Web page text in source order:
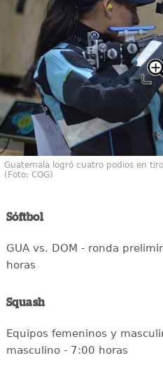
Guatemala logró cuatro podios en
(Foto: COG)
Sóftbol
GUA vs. DOM - ronda
horas
Squash
Equipos femeninos y
masculino - 7:00 horas